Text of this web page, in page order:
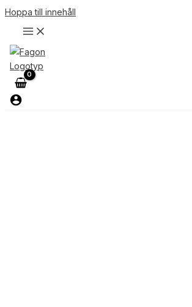
Hoppa till innehåll